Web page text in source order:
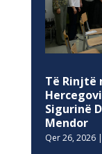
Të Rinjtë
Sigurinë
Mendor
Qer 26, 2026|